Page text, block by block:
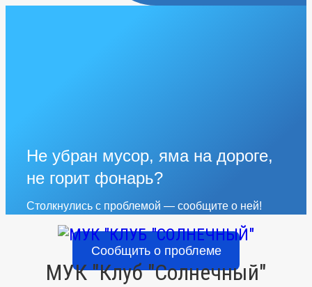
Не убран мусор, яма на дороге,
не горит фонарь?
Столкнулись с проблемой — сообщите о ней!
Сообщить о проблеме
МУК "Клуб "Солнечный"